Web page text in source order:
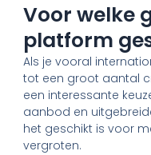
Voor welke
platform
Als je vooral
tot een groot aantal
een interessante
aanbod en
het geschikt is voor
vergroten.